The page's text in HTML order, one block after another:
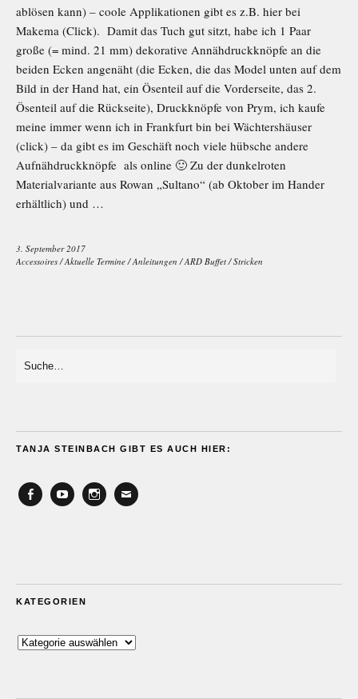
ablösen kann) – coole Applikationen gibt es z.B. hier bei
Makema (Click). Damit das Tuch gut sitzt, habe ich 1 Paar
große (= mind. 21 mm) dekorative Annähdruckknöpfe an die
beiden Ecken angenäht (die Ecken, die das Model unten auf dem
Bild in der Hand hat, ein Ösenteil auf die Vorderseite, das 2.
Ösenteil auf die Rückseite), Druckknöpfe von Prym, ich kaufe
meine immer wenn ich in Frankfurt bin bei Wächtershäuser
(click) – da gibt es im Geschäft noch viele hübsche andere
Aufnähdruckknöpfe als online 🙂 Zu der dunkelroten
Materialvariante aus Rowan „Sultano“ (ab Oktober im Hander
erhältlich) und …
3. September 2017
Accessoires /Aktuelle Termine /Anleitungen /ARD Buffet /Stricken
TANJA STEINBACH GIBT ES AUCH HIER:
KATEGORIEN
Kategorien